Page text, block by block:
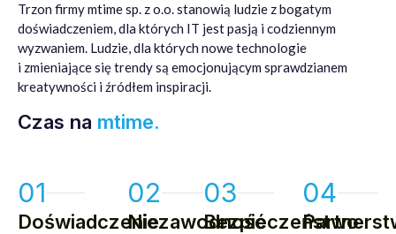
Trzon firmy mtime sp. z o.o. stanowią ludzie z bogatym
doświadczeniem, dla których IT jest pasją i codziennym
wyzwaniem. Ludzie, dla których nowe technologie
i zmieniające się trendy są emocjonującym sprawdzianem
kreatywności i źródłem inspiracji.
Czas na mtime.
01
Doświadczenie
02
Niezawodność
03
Bezpieczeństwo
04